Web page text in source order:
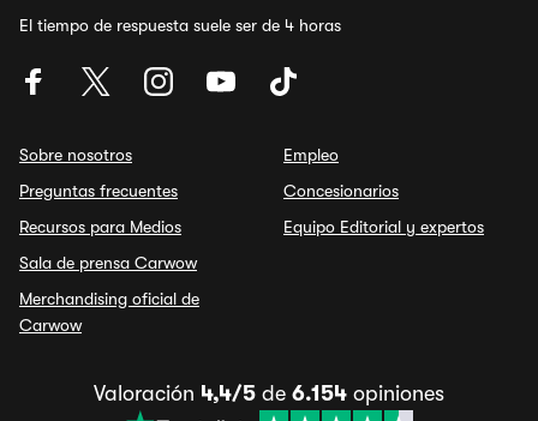
El tiempo de respuesta suele ser de 4 horas
Sobre nosotros
Preguntas frecuentes
Recursos para Medios
Sala de prensa Carwow
Merchandising oficial de
Carwow
Empleo
Concesionarios
Equipo Editorial y expertos
Valoración 4,4/5 de 6.154 opiniones